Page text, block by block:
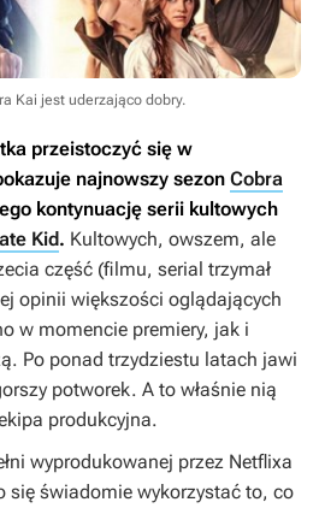
Kai jest uderzająco dobry.
przeistoczyć się w
najnowszy sezon Cobra
kontynuację serii kultowych
Kid. Kultowych, owszem, ale
część (filmu, serial trzymał
opinii większości oglądających
w momencie premiery, jak i
Po ponad trzydziestu latach jawi
potworek. A to właśnie nią
produkcyjna.
wyprodukowanej przez Netflixa
się świadomie wykorzystać to, co